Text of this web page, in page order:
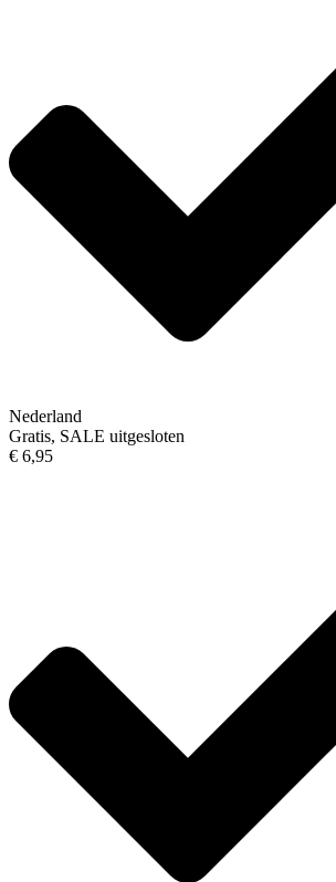
Nederland
Gratis, SALE uitgesloten
€ 6,95